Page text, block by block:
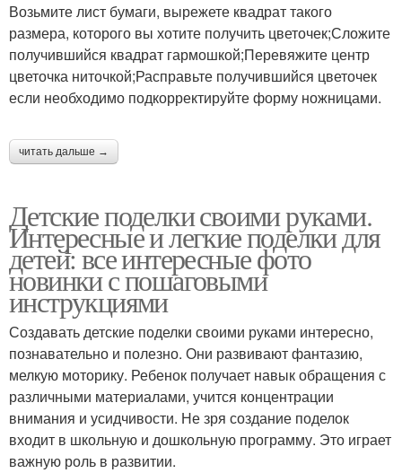
Возьмите лист бумаги, вырежете квадрат такого
размера, которого вы хотите получить цветочек;Сложите
получившийся квадрат гармошкой;Перевяжите центр
цветочка ниточкой;Расправьте получившийся цветочек
если необходимо подкорректируйте форму ножницами.
читать дальше →
Детские поделки своими руками.
Интересные и легкие поделки для
детей: все интересные фото
новинки с пошаговыми
инструкциями
Создавать детские поделки своими руками интересно,
познавательно и полезно. Они развивают фантазию,
мелкую моторику. Ребенок получает навык обращения с
различными материалами, учится концентрации
внимания и усидчивости. Не зря создание поделок
входит в школьную и дошкольную программу. Это играет
важную роль в развитии.